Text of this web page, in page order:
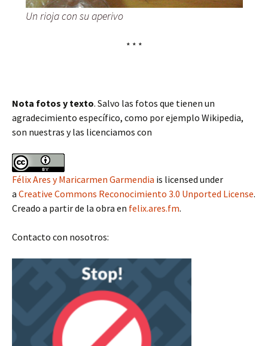
Un rioja con su aperivo
* * *
Nota fotos y texto. Salvo las fotos que tienen un
agradecimiento específico, como por ejemplo Wikipedia,
son nuestras y las licenciamos con
Félix Ares y Maricarmen Garmendia is licensed under
a Creative Commons Reconocimiento 3.0 Unported License.
Creado a partir de la obra en felix.ares.fm.
Contacto con nosotros: